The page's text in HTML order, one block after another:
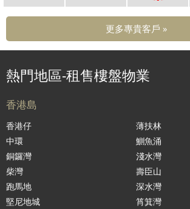
更多專貴客戶 »
熱門地區-租售樓盤物業
香港島
香港仔
中環
銅鑼灣
柴灣
跑馬地
堅尼地城
薄扶林
鰂魚涌
淺水灣
壽臣山
深水灣
筲箕灣